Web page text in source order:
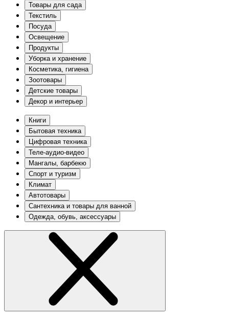
Товары для сада
Текстиль
Посуда
Освещение
Продукты
Уборка и хранение
Косметика, гигиена
Зоотовары
Детские товары
Декор и интерьер
Книги
Бытовая техника
Цифровая техника
Теле-аудио-видео
Мангалы, барбекю
Спорт и туризм
Климат
Автотовары
Сантехника и товары для ванной
Одежда, обувь, аксессуары